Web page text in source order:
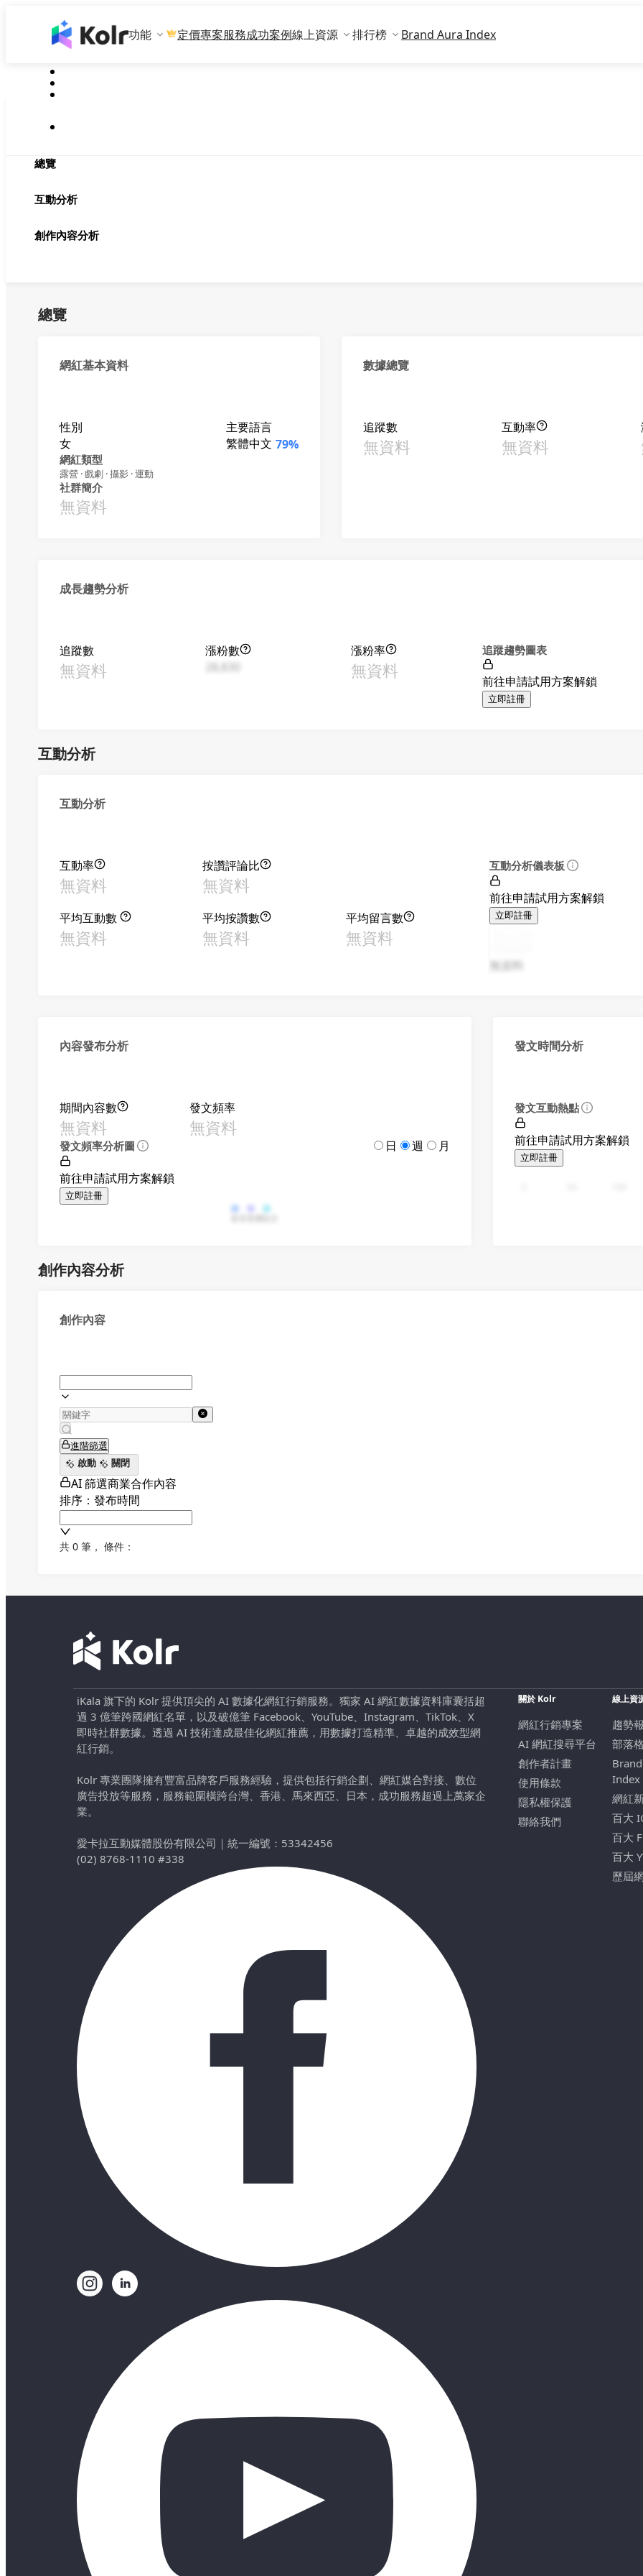
功能 定價專案服務成功案例線上資源 排行榜 Brand Aura Index
總覽
互動分析
創作內容分析
總覽
網紅基本資料
性別
女
主要語言
繁體中文 79%
網紅類型
露營 · 戲劇 · 攝影 · 運動
社群簡介
無資料
數據總覽
追蹤數
無資料
互動率
無資料
成長趨勢分析
追蹤數
無資料
漲粉數
漲粉率
無資料
追蹤趨勢圖表
前往申請試用方案解鎖
立即註冊
互動分析
互動分析
互動率
無資料
按讚評論比
無資料
平均互動數
無資料
平均按讚數
無資料
平均留言數
無資料
互動分析儀表板
前往申請試用方案解鎖
立即註冊
無資料
內容發布分析
期間內容數
無資料
發文頻率
無資料
發文頻率分析圖 日 週 月
前往申請試用方案解鎖
立即註冊
發文時間分析
發文互動熱點
前往申請試用方案解鎖
立即註冊
創作內容分析
創作內容
進階篩選
啟動
關閉
AI 篩選商業合作內容
排序：發布時間
共 0 筆 ， 條件：
iKala 旗下的 Kolr 提供頂尖的 AI 數據化網紅行銷服務。獨家 AI 網紅數據資料庫囊括超
過 3 億筆跨國網紅名單，以及破億筆 Facebook、YouTube、Instagram、TikTok、X
即時社群數據。透過 AI 技術達成最佳化網紅推薦，用數據打造精準、卓越的成效型網
紅行銷。
Kolr 專業團隊擁有豐富品牌客戶服務經驗，提供包括行銷企劃、網紅媒合對接、數位
廣告投放等服務，服務範圍橫跨台灣、香港、馬來西亞、日本，成功服務超過上萬家企
業。
愛卡拉互動媒體股份有限公司 ｜ 統一編號：53342456
(02) 8768-1110 #338
關於 Kolr
網紅行銷專案
AI 網紅搜尋平台
創作者計畫
使用條款
隱私權保護
聯絡我們
線上資
趨勢
部落格
Index
網紅
百大
百大
百大
歷屆